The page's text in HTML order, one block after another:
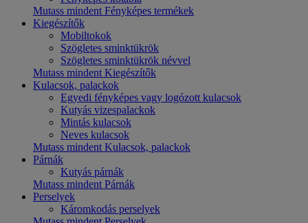
Mutass mindent Fényképes termékek
Kiegészítők
Mobiltokok
Szögletes sminktükrök
Szögletes sminktükrök névvel
Mutass mindent Kiegészítők
Kulacsok, palackok
Egyedi fényképes vagy logózott kulacsok
Kutyás vizespalackok
Mintás kulacsok
Neves kulacsok
Mutass mindent Kulacsok, palackok
Párnák
Kutyás párnák
Mutass mindent Párnák
Perselyek
Káromkodás perselyek